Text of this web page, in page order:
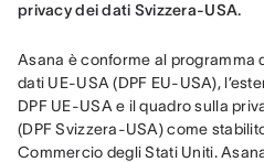
privacy dei dati Svizzera-USA.
Asana è conforme al programma
dati UE-USA (DPF EU-USA),
DPF UE-USA e il quadro sulla
(DPF Svizzera-USA) come
Commercio degli Stati Uniti.